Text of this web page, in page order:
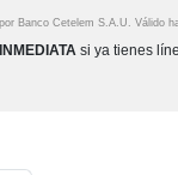
Banco Cetelem S.A.U. Válido
si ya tienes